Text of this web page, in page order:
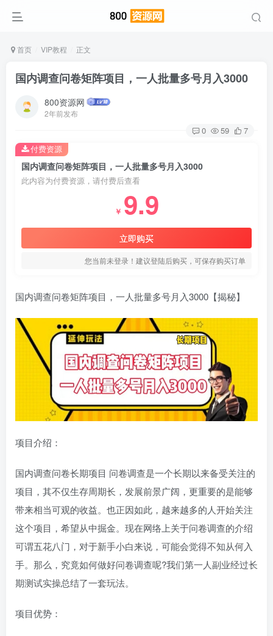
首页 VIP教程 正文
国内调查问卷矩阵项目，一人批量多号月入3000
800资源网
2年前发布
0 59 7
国内调查问卷矩阵项目，一人批量多号月入3000
此内容为付费资源，请付费后查看
￥ 9.9
立即购买
您当前未登录！建议登陆后购买，可保存购买订单
付费资源
国内调查问卷矩阵项目，一人批量多号月入3000【揭秘】
项目介绍：
国内调查问卷长期项目 问卷调查是一个长期以来备受关注的
项目，其不仅生存周期长，发展前景广阔，更重要的是能够
带来相当可观的收益。也正因如此，越来越多的人开始关注
这个项目，希望从中掘金。现在网络上关于问卷调查的介绍
可谓五花八门，对于新手小白来说，可能会觉得不知从何入
手。那么，究竟如何做好问卷调查呢?我们第一人副业经过长
期测试实操总结了一套玩法。
项目优势：